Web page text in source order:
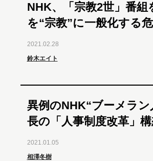
NHK、「宗教2世」番
を“宗教”に一般化する
2021.02.28
鈴木エイト
異例のNHK“ブーメラ
長の「人事制度改革」
2021.01.05
相澤冬樹